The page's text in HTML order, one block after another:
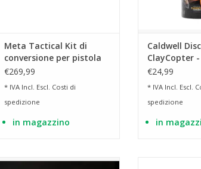
Meta Tactical Kit di
conversione per pistola
MX-1 All-in-One per
Dagger
€269,99
* IVA Incl. Escl. Costi di
spedizione
in magazzino
Caldwell
ClayCopter
da 50
€24,99
* IVA Incl. Escl.
spedizione
in
Sistema di addestramento all'uso